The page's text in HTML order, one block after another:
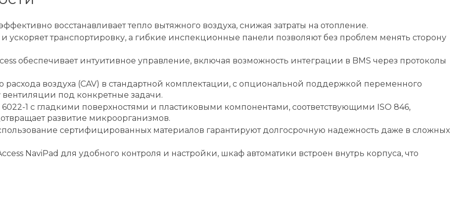
восстанавливает тепло вытяжного воздуха, снижая затраты на отопление.
ускоряет транспортировку, а гибкие инспекционные панели позволяют без проблем менять сторону
обеспечивает интуитивное управление, включая возможность интеграции в BMS через протоколы
воздуха (CAV) в стандартной комплектации, с опциональной поддержкой переменного
вентиляции под конкретные задачи.
1 с гладкими поверхностями и пластиковыми компонентами, соответствующими ISO 846,
развитие микроорганизмов.
сертифицированных материалов гарантируют долгосрочную надежность даже в сложных
NaviPad для удобного контроля и настройки, шкаф автоматики встроен внутрь корпуса, что